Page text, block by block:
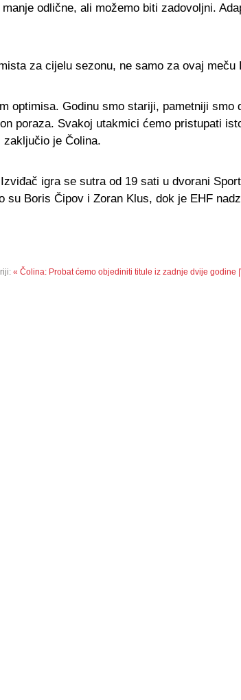
odlične, ali možemo biti zadovoljni.
za cijelu sezonu, ne samo za ovaj meču
optimisa. Godinu smo stariji, pametniji
poraza. Svakoj utakmici ćemo pristupati
zaključio je Čolina.
igra se sutra od 19 sati u dvorani
su Boris Čipov i Zoran Klus, dok je EHF
« Čolina: Probat ćemo objediniti titule iz zadnje dvije godine